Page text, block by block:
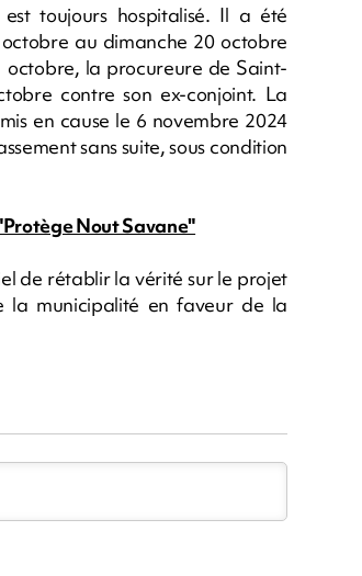
toujours hospitalisé. Il a été
au dimanche 20 octobre
la procureure de Saint-
contre son ex-conjoint. La
en cause le 6 novembre 2024
sans suite, sous condition
Nout Savane"
de rétablir la vérité sur le projet
la municipalité en faveur de la